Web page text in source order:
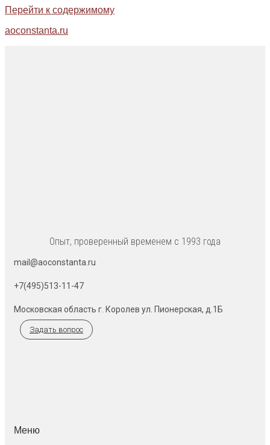
Перейти к содержимому
aoconstanta.ru
Опыт, проверенный временем с 1993 года
mail@aoconstanta.ru
+7(495)513-11-47
Московская область г. Королев ул. Пионерская, д.1Б
Задать вопрос
Меню